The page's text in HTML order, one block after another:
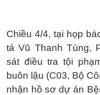
Chiều 4/4, tại họp
tá Vũ Thanh Tùng,
sát điều tra tội
buôn lậu (C03, Bộ
nhận hồ sơ dự án